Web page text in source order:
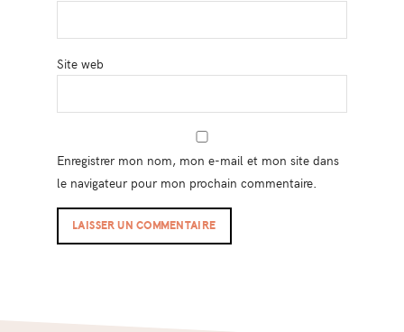
Site web
Enregistrer mon nom, mon e-mail et mon site dans
le navigateur pour mon prochain commentaire.